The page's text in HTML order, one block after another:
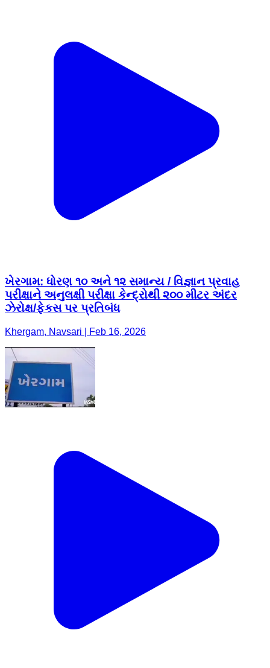
ખેરગામ: ધોરણ ૧૦ અને ૧૨ સમાન્ય / વિજ્ઞાન પ્રવાહ
પરીક્ષાને અનુલક્ષી પરીક્ષા કેન્દ્રોથી ૨૦૦ મીટર અંદર
ઝેરોક્ષ/ફેકસ પર પ્રતિબંધ
Khergam, Navsari | Feb 16, 2026